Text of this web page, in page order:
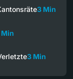
3 Min
3 Min